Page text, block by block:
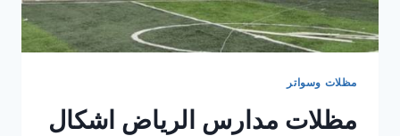
مظلات وسواتر
مظلات مدارس الرياض اشكال